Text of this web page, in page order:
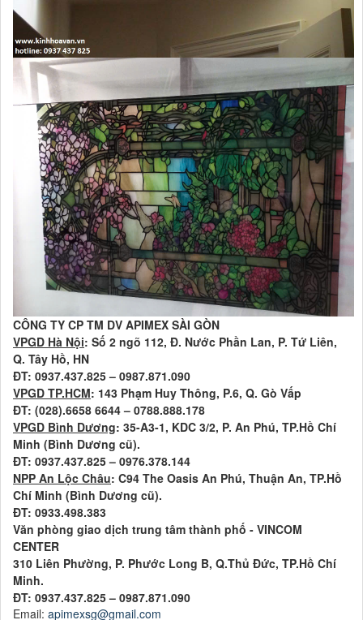
CÔNG TY CP TM DV APIMEX SÀI GÒN
VPGD Hà Nội: Số 2 ngõ 112, Đ. Nước Phần Lan, P. Tứ Liên,
Q. Tây Hồ, HN
ĐT: 0937.437.825 – 0987.871.090
VPGD TP.HCM: 143 Phạm Huy Thông, P.6, Q. Gò Vấp
ĐT: (028).6658 6644 – 0788.888.178
VPGD Bình Dương: 35-A3-1, KDC 3/2, P. An Phú, TP.Hồ Chí
Minh (Bình Dương cũ).
ĐT: 0937.437.825 – 0976.378.144
NPP An Lộc Châu: C94 The Oasis An Phú, Thuận An, TP.Hồ
Chí Minh (Bình Dương cũ).
ĐT: 0933.498.383
Văn phòng giao dịch trung tâm thành phố - VINCOM
CENTER
310 Liên Phường, P. Phước Long B, Q.Thủ Đức, TP.Hồ Chí
Minh.
ĐT: 0937.437.825 – 0987.871.090
Email: apimexsg@gmail.com